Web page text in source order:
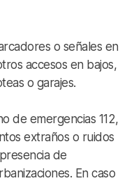
o señales en
accesos en bajos,
o garajes.
de emergencias 112,
extraños o ruidos
de
En caso